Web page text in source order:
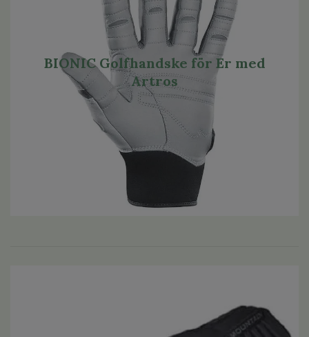
BIONIC Golfhandske för Er med
Artros